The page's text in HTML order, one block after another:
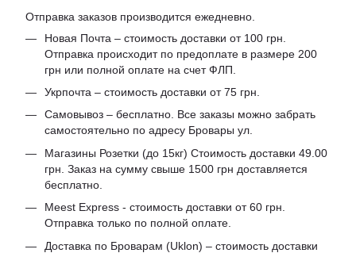
Отправка заказов производится ежедневно.
Новая Почта – стоимость доставки от 100 грн.
Отправка происходит по предоплате в размере 200
грн или полной оплате на счет ФЛП.
Укрпочта – стоимость доставки от 75 грн.
Самовывоз – бесплатно. Все заказы можно забрать
самостоятельно по адресу Бровары ул.
Магазины Розетки (до 15кг) Стоимость доставки 49.00
грн. Заказ на сумму свыше 1500 грн доставляется
бесплатно.
Meest Express - стоимость доставки от 60 грн.
Отправка только по полной оплате.
Доставка по Броварам (Uklon) – стоимость доставки